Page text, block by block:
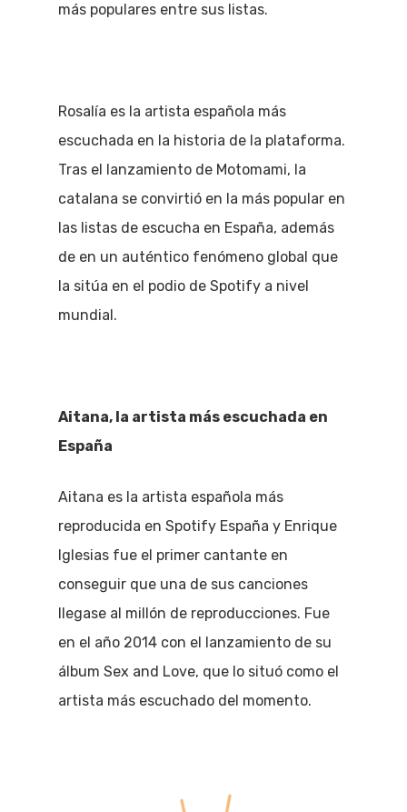
más populares entre sus listas.
Rosalía es la artista española más
escuchada en la historia de la plataforma.
Tras el lanzamiento de Motomami, la
catalana se convirtió en la más popular en
las listas de escucha en España, además
de en un auténtico fenómeno global que
la sitúa en el podio de Spotify a nivel
mundial.
Aitana, la artista más escuchada en
España
Aitana es la artista española más
reproducida en Spotify España y Enrique
Iglesias fue el primer cantante en
conseguir que una de sus canciones
llegase al millón de reproducciones. Fue
en el año 2014 con el lanzamiento de su
álbum Sex and Love, que lo situó como el
artista más escuchado del momento.